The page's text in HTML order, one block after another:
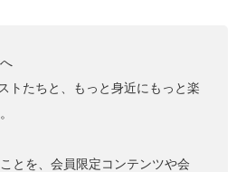
トたちと、もっと身近にもっと楽
とを、会員限定コンテンツや会